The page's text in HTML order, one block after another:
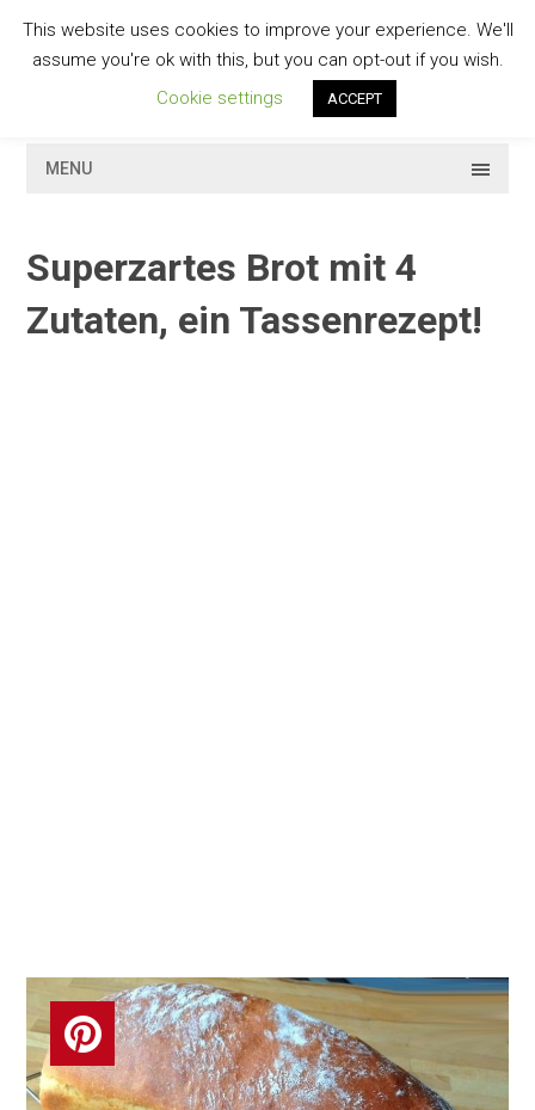
contentGESCHMACKVOLL
MENU
Superzartes Brot mit 4
Zutaten, ein Tassenrezept!
This website uses cookies to improve your experience. We'll
assume you're ok with this, but you can opt-out if you wish.
Cookie settings
ACCEPT